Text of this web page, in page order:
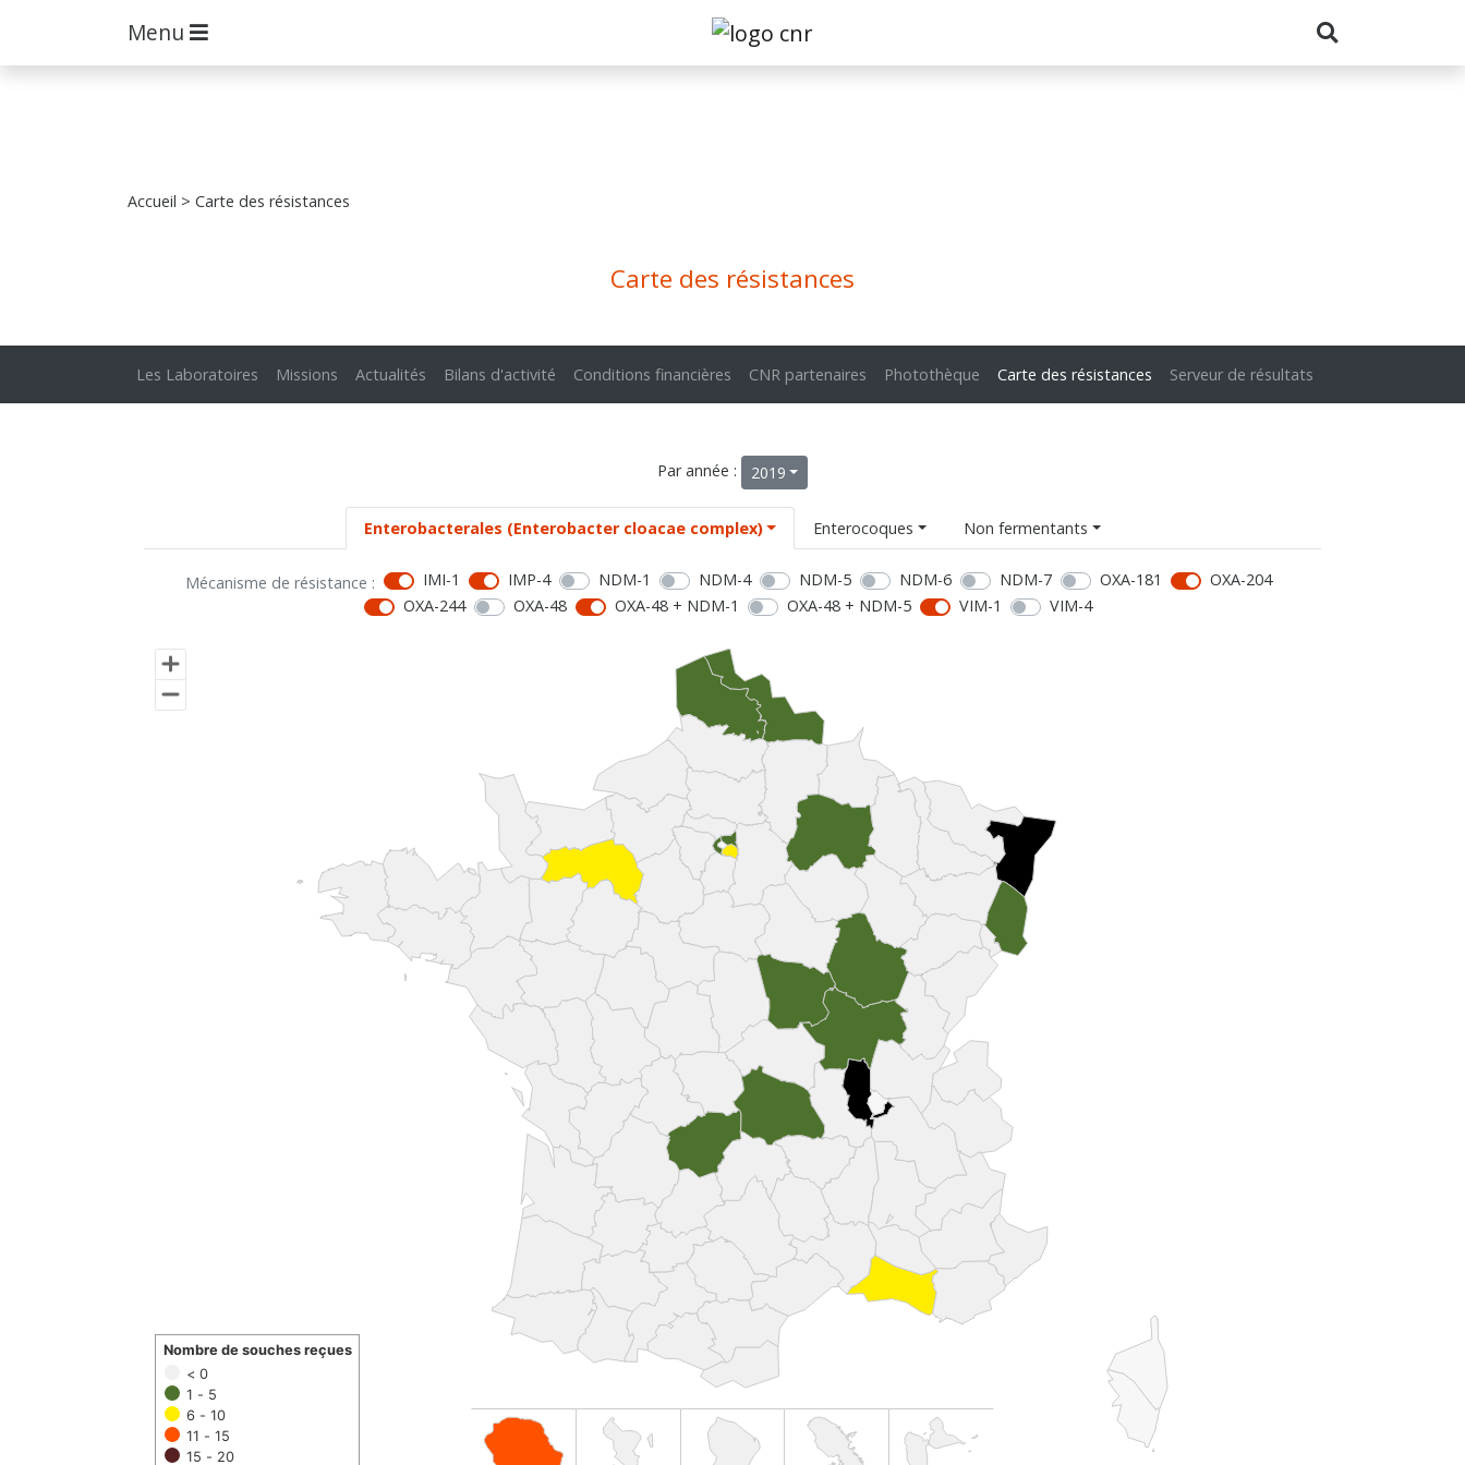
Menu
Accueil > Carte des résistances
Carte des résistances
Les Laboratoires Missions Actualités Bilans d'activité Conditions financières CNR partenaires Photothèque Carte des résistances Serveur de résultats
Par année : 2019
Enterobacterales (Enterobacter cloacae complex) Enterocoques Non fermentants
Mécanisme de résistance : IMI-1 IMP-4 NDM-1 NDM-4 NDM-5 NDM-6 NDM-7 OXA-181
OXA-204
OXA-244
OXA-48 OXA-48 + NDM-1 OXA-48 + NDM-5 VIM-1 VIM-4
< 0
1 - 5
6 - 10
11 - 15
15 - 20
Nombre de souches reçues